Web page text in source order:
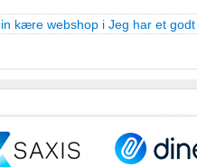
kære webshop i Jeg har et